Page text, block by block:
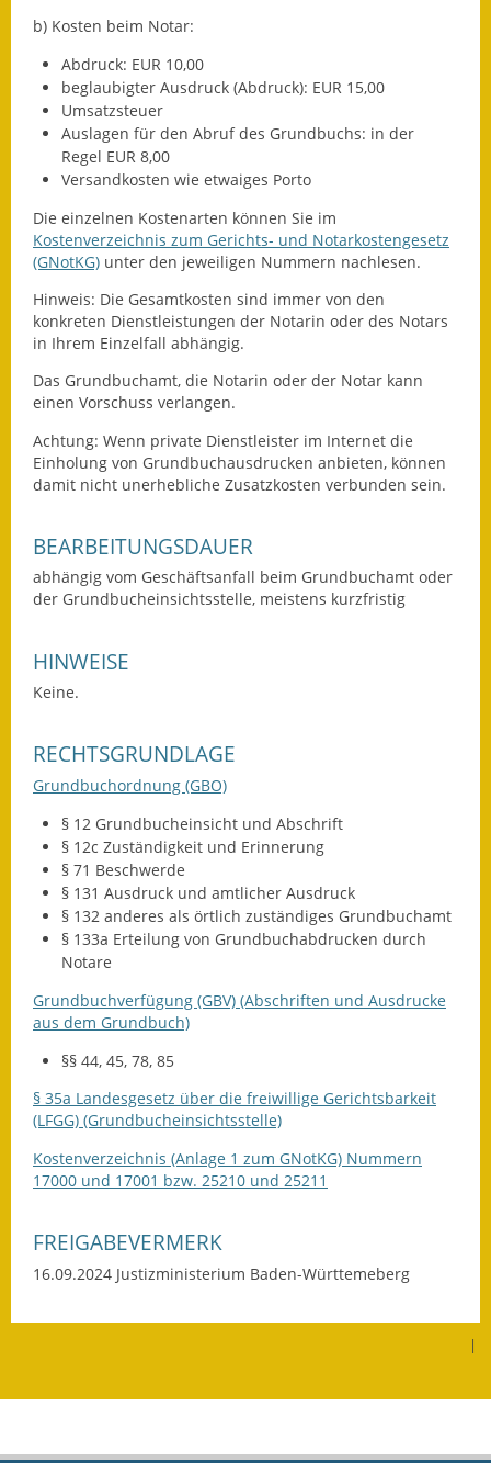
Baugebiete & Bauplätze
Bauwasser/Wasser/Abwasser
Bebauungspläne
Bodenrichtwerte
Gerätehütten
Landessanierungsprogramm
Mietspiegel
Gemeindehalle und
Grundschule &
Kernzeitbetreuung
Integration und Asyl
Kinderbetreuung
Ver- & Entsorgung
Breitbandausbau
Freizeit
b) Kosten beim Notar:
Abdruck: EUR 10,00
beglaubigter Ausdruck (Abdruck): EUR 15,00
Umsatzsteuer
Auslagen für den Abruf des Grundbuchs: in der
Regel EUR 8,00
Versandkosten wie etwaiges Porto
Die einzelnen Kostenarten können Sie im
Kostenverzeichnis zum Gerichts- und Notarkostengesetz
(GNotKG) unter den jeweiligen Nummern nachlesen.
Hinweis: Die Gesamtkosten sind immer von den
konkreten Dienstleistungen der Notarin oder des Notars
in Ihrem Einzelfall abhängig.
Das Grundbuchamt, die Notarin oder der Notar kann
einen Vorschuss verlangen.
Achtung: Wenn private Dienstleister im Internet die
Einholung von Grundbuchausdrucken anbieten, können
damit nicht unerhebliche Zusatzkosten verbunden sein.
BEARBEITUNGSDAUER
abhängig vom Geschäftsanfall beim Grundbuchamt oder
der Grundbucheinsichtsstelle, meistens kurzfristig
HINWEISE
Keine.
RECHTSGRUNDLAGE
Grundbuchordnung (GBO)
§ 12 Grundbucheinsicht und Abschrift
§ 12c Zuständigkeit und Erinnerung
§ 71 Beschwerde
§ 131 Ausdruck und amtlicher Ausdruck
§ 132 anderes als örtlich zuständiges Grundbuchamt
§ 133a Erteilung von Grundbuchabdrucken durch
Notare
Grundbuchverfügung (GBV) (Abschriften und Ausdrucke
aus dem Grundbuch)
§§ 44, 45, 78, 85
§ 35a Landesgesetz über die freiwillige Gerichtsbarkeit
(LFGG) (Grundbucheinsichtsstelle)
Kostenverzeichnis (Anlage 1 zum GNotKG) Nummern
17000 und 17001 bzw. 25210 und 25211
FREIGABEVERMERK
16.09.2024 Justizministerium Baden-Württemeberg
|